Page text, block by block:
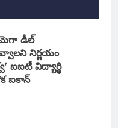
మెగా డీల్
నిర్ణయం
ఐఐటీ విద్యార్థి
ఐకాన్